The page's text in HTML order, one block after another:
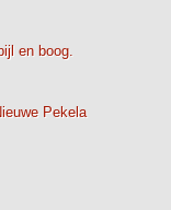
en boog.
Pekela